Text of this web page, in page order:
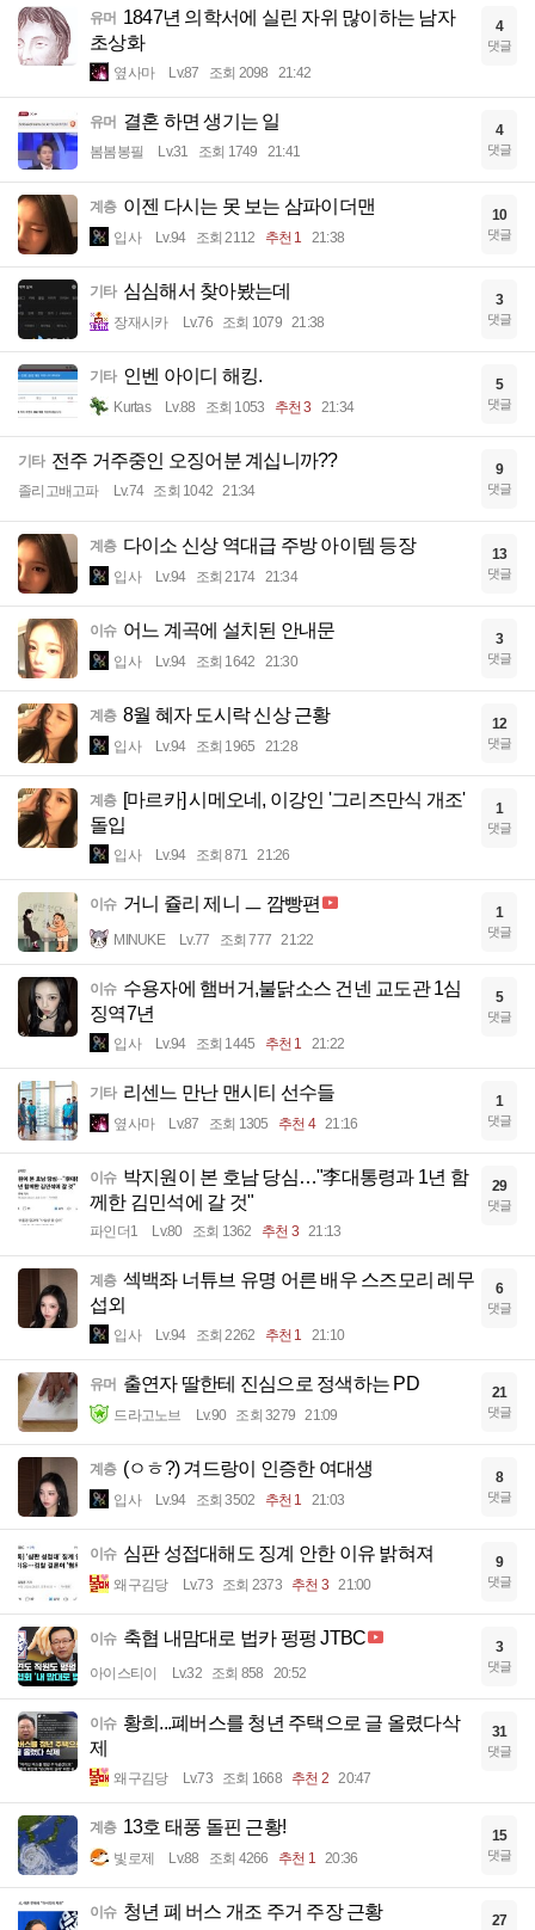
유머 1847년 의학서에 실린 자위 많이하는 남자
초상화
옆사마 Lv.87 조회 2098 21:42
4
댓글
유머 결혼 하면 생기는 일
봄봄봉필 Lv.31 조회 1749 21:41
4
댓글
계층 이젠 다시는 못 보는 삼파이더맨
입사 Lv.94 조회 2112 추천 1 21:38
10
댓글
기타 심심해서 찾아봤는데
장재시카 Lv.76 조회 1079 21:38
3
댓글
기타 인벤 아이디 해킹.
Kurtas Lv.88 조회 1053 추천 3 21:34
5
댓글
기타 전주 거주중인 오징어분 계십니까??
졸리고배고파 Lv.74 조회 1042 21:34
9
댓글
계층 다이소 신상 역대급 주방 아이템 등장
입사 Lv.94 조회 2174 21:34
13
댓글
이슈 어느 계곡에 설치된 안내문
입사 Lv.94 조회 1642 21:30
3
댓글
계층 8월 혜자 도시락 신상 근황
입사 Lv.94 조회 1965 21:28
12
댓글
계층 [마르카] 시메오네, 이강인 '그리즈만식 개조'
돌입
입사 Lv.94 조회 871 21:26
1
댓글
이슈 거니 쥴리 제니 ㅡ 깜빵편
MINUKE Lv.77 조회 777 21:22
1
댓글
이슈 수용자에 햄버거,불닭소스 건넨 교도관 1심
징역7년
입사 Lv.94 조회 1445 추천 1 21:22
5
댓글
기타 리센느 만난 맨시티 선수들
옆사마 Lv.87 조회 1305 추천 4 21:16
1
댓글
이슈 박지원이 본 호남 당심…"李대통령과 1년 함
께한 김민석에 갈 것"
파인더1 Lv.80 조회 1362 추천 3 21:13
29
댓글
계층 섹백좌 너튜브 유명 어른 배우 스즈모리 레무
섭외
입사 Lv.94 조회 2262 추천 1 21:10
6
댓글
유머 출연자 딸한테 진심으로 정색하는 PD
드라고노브 Lv.90 조회 3279 21:09
21
댓글
계층 (ㅇㅎ?) 겨드랑이 인증한 여대생
입사 Lv.94 조회 3502 추천 1 21:03
8
댓글
이슈 심판 성접대해도 징계 안한 이유 밝혀져
왜구김당 Lv.73 조회 2373 추천 3 21:00
9
댓글
이슈 축협 내맘대로 법카 펑펑 JTBC
아이스티이 Lv.32 조회 858 20:52
3
댓글
이슈 황희...폐버스를 청년 주택으로 글 올렸다삭
제
왜구김당 Lv.73 조회 1668 추천 2 20:47
31
댓글
계층 13호 태풍 돌핀 근황!
빛로제 Lv.88 조회 4266 추천 1 20:36
15
댓글
이슈 청년 폐 버스 개조 주거 주장 근황 27